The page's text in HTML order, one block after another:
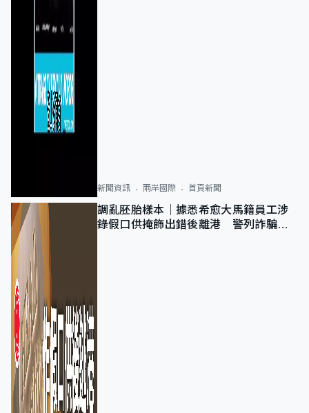
新聞資訊 兩岸國際 首頁新聞
調亂胚胎樣本｜據悉希愈大馬籍員工涉
錄假口供掩飾出錯後離港 警列詐騙